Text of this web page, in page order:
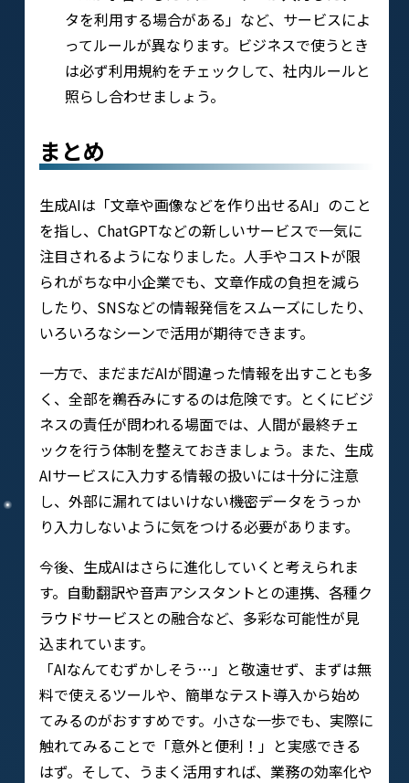
タを利用する場合がある」など、サービスによ
ってルールが異なります。ビジネスで使うとき
は必ず利用規約をチェックして、社内ルールと
照らし合わせましょう。
まとめ
生成AIは「文章や画像などを作り出せるAI」のこと
を指し、ChatGPTなどの新しいサービスで一気に
注目されるようになりました。人手やコストが限
られがちな中小企業でも、文章作成の負担を減ら
したり、SNSなどの情報発信をスムーズにしたり、
いろいろなシーンで活用が期待できます。
一方で、まだまだAIが間違った情報を出すことも多
く、全部を鵜呑みにするのは危険です。とくにビジ
ネスの責任が問われる場面では、人間が最終チェ
ックを行う体制を整えておきましょう。また、生成
AIサービスに入力する情報の扱いには十分に注意
し、外部に漏れてはいけない機密データをうっか
り入力しないように気をつける必要があります。
今後、生成AIはさらに進化していくと考えられま
す。自動翻訳や音声アシスタントとの連携、各種ク
ラウドサービスとの融合など、多彩な可能性が見
込まれています。
「AIなんてむずかしそう…」と敬遠せず、まずは無
料で使えるツールや、簡単なテスト導入から始め
てみるのがおすすめです。小さな一歩でも、実際に
触れてみることで「意外と便利！」と実感できる
はず。そして、うまく活用すれば、業務の効率化や